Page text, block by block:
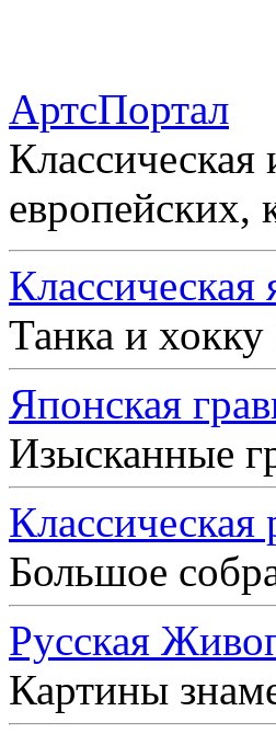
АртсПортал
европейских,
Классическая
Танка и
Японская
Изысканные
Классическая
Большое
Русская
Картины